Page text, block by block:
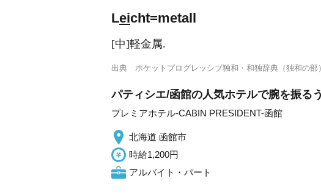
Leicht=metall
[中]軽金属.
出典 ポケットプログレッシブ独和・和独辞典（独和の部）
パティシエ/函館の人気ホテルで腕を振る
プレミアホテル-CABIN PRESIDENT-函館
北海道 函館市
時給1,200円
アルバイト・パート